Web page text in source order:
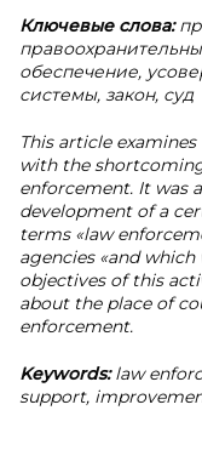
Ключевые слова:
обеспечение,
системы, закон, суд
This article
with the
enforcement. It was
development of a
terms «law
agencies «and
objectives of this
about the place of
enforcement.
Keywords:law
support,